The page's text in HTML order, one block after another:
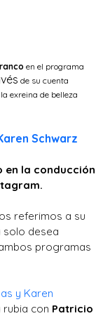
en el programa
de su cuenta
exreina de belleza
Schwarz
en la conducción
referimos a su
solo desea
programas
y Karen
con Patricio